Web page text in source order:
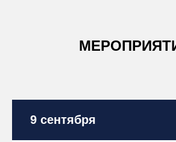
9 сентября